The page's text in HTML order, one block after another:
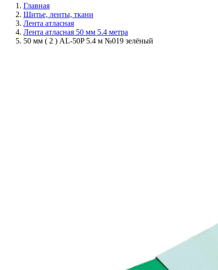
Главная
Шитье, ленты, ткани
Лента атласная
Лента атласная 50 мм 5.4 метра
50 мм ( 2 ) AL-50P 5.4 м №019 зелёный